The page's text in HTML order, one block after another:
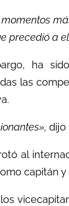
precedió a
ha
las
dijo
al
capitán